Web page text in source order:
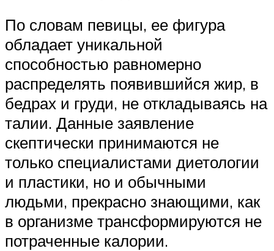
По словам певицы, ее фигура
обладает уникальной
способностью равномерно
распределять появившийся жир, в
бедрах и груди, не откладываясь на
талии. Данные заявление
скептически принимаются не
только специалистами диетологии
и пластики, но и обычными
людьми, прекрасно знающими, как
в организме трансформируются не
потраченные калории.